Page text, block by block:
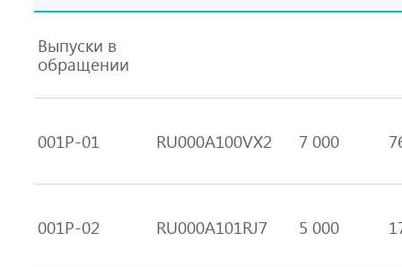
Выпуски в
обращении
001Р-01 RU000A100VX2 7 000
001Р-02 RU000A101RJ7 5 000